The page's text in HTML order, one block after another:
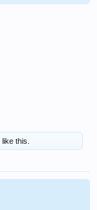
like this.